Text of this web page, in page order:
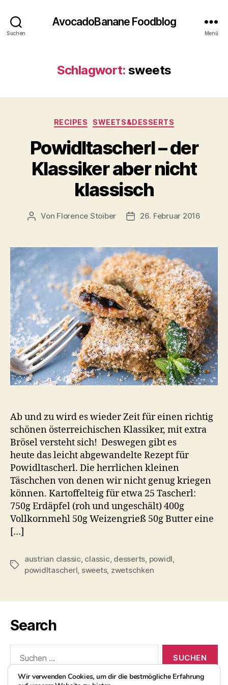
Suchen
AvocadoBanane Foodblog
Menü
Schlagwort: sweets
Kategorien
RECIPES SWEETS&DESSERTS
Powidltascherl – der
Klassiker aber nicht
klassisch
Beitragsautor
Von Florence Stoiber Veröffentlichungsdatum
26. Februar 2016
Ab und zu wird es wieder Zeit für einen richtig
schönen österreichischen Klassiker, mit extra
Brösel versteht sich! Deswegen gibt es
heute das leicht abgewandelte Rezept für
Powidltascherl. Die herrlichen kleinen
Täschchen von denen wir nicht genug kriegen
können. Kartoffelteig für etwa 25 Tascherl:
750g Erdäpfel (roh und ungeschält) 400g
Vollkornmehl 50g Weizengrieß 50g Butter eine
[…]
Schlagwörter
austrian classic, classic, desserts, powidl,
powidltascherl, sweets, zwetschken
Search
nach:
Wir verwenden Cookies, um dir die bestmögliche Erfahrung